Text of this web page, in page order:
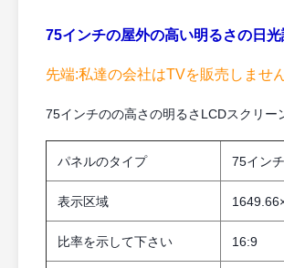
75インチの屋外の高い明るさの日
先端:私達の会社はTVを販売しませ
75インチのの高さの明るさLCDスクリー
パネルのタイプ 75イン
表示区域
比率を示して下さい 16:9